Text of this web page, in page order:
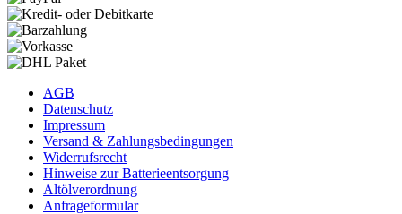
AGB
Datenschutz
Impressum
Versand & Zahlungsbedingungen
Widerrufsrecht
Hinweise zur Batterieentsorgung
Altölverordnung
Anfrageformular